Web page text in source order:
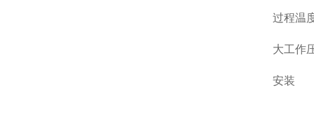
过程温
大工作
安装